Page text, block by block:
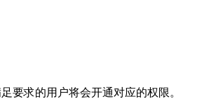
要求的用户将会开通对应的权限。